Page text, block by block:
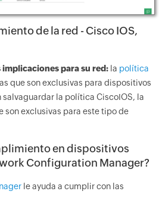
de la red - Cisco IOS,
implicaciones para su red:la política
que son exclusivas para dispositivos
salvaguardar la política CiscoIOS, la
son exclusivas para este tipo de
en dispositivos
Configuration Manager?
le ayuda a cumplir con las